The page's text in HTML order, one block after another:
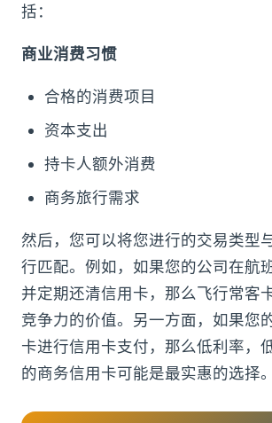
括：
商业消费习惯
合格的消费项目
资本支出
持卡人额外消费
商务旅行需求
然后，您可以将您进行的交易类型
行匹配。例如，如果您的公司在航
并定期还清信用卡，那么飞行常客
竞争力的价值。另一方面，如果您
卡进行信用卡支付，那么低利率，
的商务信用卡可能是最实惠的选择。